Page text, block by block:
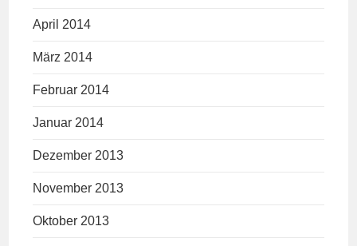
April 2014
März 2014
Februar 2014
Januar 2014
Dezember 2013
November 2013
Oktober 2013